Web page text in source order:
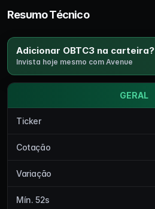
Resumo Técnico
Adicionar OBTC3 na carteira?
Invista hoje mesmo com Avenue
GERAL
Ticker
Cotação
Variação
Mín. 52s